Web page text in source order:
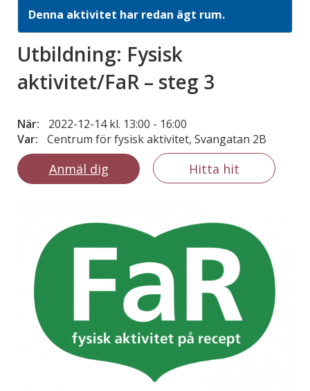
Denna aktivitet har redan ägt rum.
Utbildning: Fysisk
aktivitet/FaR – steg 3
När: 2022-12-14 kl. 13:00 - 16:00
Var:
Centrum för fysisk aktivitet, Svangatan 2B
Anmäl dig Hitta hit